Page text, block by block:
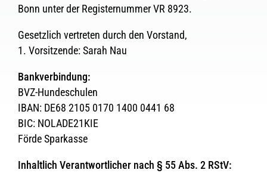
Bonn unter der Registernummer VR 8923.
Gesetzlich vertreten durch den Vorstand,
1. Vorsitzende: Sarah Nau
Bankverbindung:
BVZ-Hundeschulen
IBAN: DE68 2105 0170 1400 0441 68
BIC: NOLADE21KIE
Förde Sparkasse
Inhaltlich Verantwortlicher nach § 55 Abs. 2 RStV: